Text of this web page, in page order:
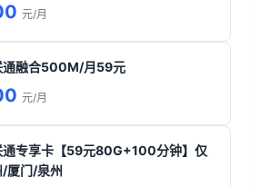
元/月
通融合500M/月59元
元/月
通专享卡【59元80G+100分钟】仅
/厦门/泉州